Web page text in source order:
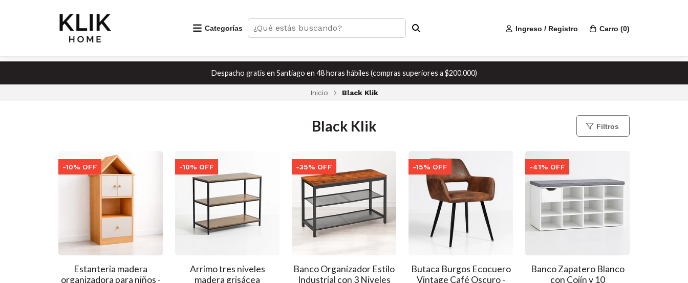
Categorías Ingreso / Registro Carro (0)
Despacho gratis en Santiago en 48 horas hábiles (compras superiores a $200.000)
Inicio Black Klik
Black Klik Filtros
-10% OFF
Estanteria madera
organizadora para niños -
-10% OFF
Arrimo tres niveles
madera grisácea
-35% OFF
Banco Organizador Estilo
Industrial con 3 Niveles
-15% OFF
Butaca Burgos Ecocuero
Vintage Café Oscuro -
-41% OFF
Banco Zapatero Blanco
con Cojín y 10